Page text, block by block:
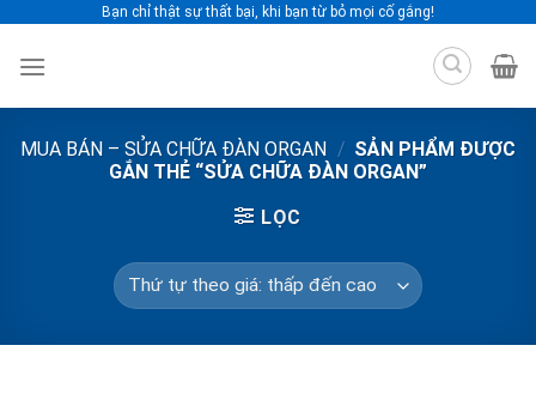
content
Bạn chỉ thật sự thất bại, khi bạn từ bỏ mọi cố gắng!
MUA BÁN – SỬA CHỮA ĐÀN ORGAN / SẢN PHẨM ĐƯỢC
GẮN THẺ “SỬA CHỮA ĐÀN ORGAN”
LỌC